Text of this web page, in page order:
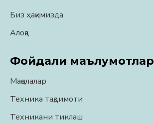
Биз ҳақимизда
Алоқа
Фойдали маълумотлар
Мақолалар
Техника тақдимоти
Техникани тиклаш